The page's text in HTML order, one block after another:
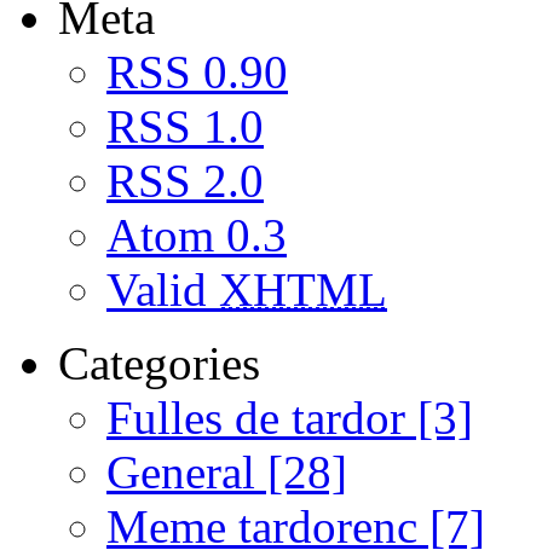
Meta
RSS 0.90
RSS 1.0
RSS 2.0
Atom 0.3
Valid XHTML
Categories
Fulles de tardor [3]
General [28]
Meme tardorenc [7]